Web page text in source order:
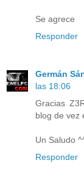
Se agrece
Responder
Germán
las 18:06
Gracias
blog de vez
Un Saludo
Responder